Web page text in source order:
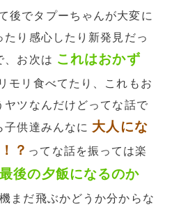
後でタプーちゃんが大変に
り感心したり新発見だっ
、お次は これはおかず
モリ食べてたり、これもお
ツなんだけどってな話で
子供達みんなに 大人にな
？ ってな話を振っては楽
後の夕飯になるのか
まだ飛ぶかどうか分からな